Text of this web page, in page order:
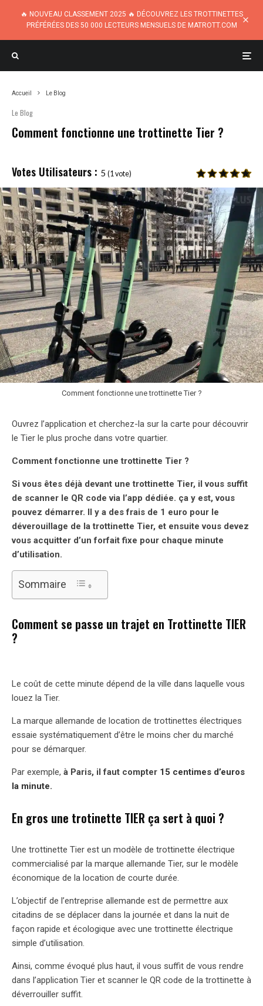
🔥 NOUVEAU CLASSEMENT 2025 🔥 DÉCOUVREZ LES TROTTINETTES
PRÉFÉRÉES DES 50 000 LECTEURS MENSUELS DE MATROTT.COM
Accueil Le Blog
Le Blog
Comment fonctionne une trottinette Tier ?
5 (1vote)
Comment fonctionne une trottinette Tier ?
Ouvrez l’application et cherchez-la sur la carte pour découvrir
le Tier le plus proche dans votre quartier.
Comment fonctionne une trottinette Tier ?
Si vous êtes déjà devant une trottinette Tier, il vous suffit
de scanner le QR code via l’app dédiée. ça y est, vous
pouvez démarrer. Il y a des frais de 1 euro pour le
déverouillage de la trottinette Tier, et ensuite vous devez
vous acquitter d’un forfait fixe pour chaque minute
d’utilisation.
Sommaire
Comment se passe un trajet en Trottinette TIER
?
Le coût de cette minute dépend de la ville dans laquelle vous
louez la Tier.
La marque allemande de location de trottinettes électriques
essaie systématiquement d’être le moins cher du marché
pour se démarquer.
Par exemple, à Paris, il faut compter 15 centimes d’euros
la minute.
En gros une trotinette TIER ça sert à quoi ?
Une trottinette Tier est un modèle de trottinette électrique
commercialisé par la marque allemande Tier, sur le modèle
économique de la location de courte durée.
L’objectif de l’entreprise allemande est de permettre aux
citadins de se déplacer dans la journée et dans la nuit de
façon rapide et écologique avec une trottinette électrique
simple d’utilisation.
Ainsi, comme évoqué plus haut, il vous suffit de vous rendre
dans l’application Tier et scanner le QR code de la trottinette à
déverrouiller suffit.